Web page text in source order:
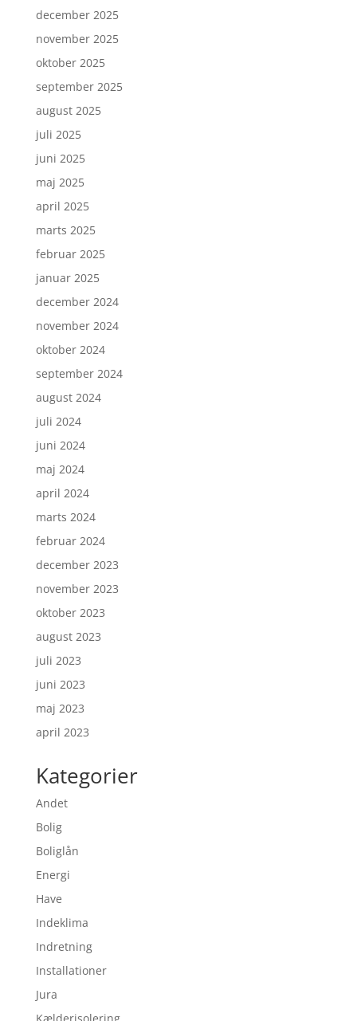
december 2025
november 2025
oktober 2025
september 2025
august 2025
juli 2025
juni 2025
maj 2025
april 2025
marts 2025
februar 2025
januar 2025
december 2024
november 2024
oktober 2024
september 2024
august 2024
juli 2024
juni 2024
maj 2024
april 2024
marts 2024
februar 2024
december 2023
november 2023
oktober 2023
august 2023
juli 2023
juni 2023
maj 2023
april 2023
Kategorier
Andet
Bolig
Boliglån
Energi
Have
Indeklima
Indretning
Installationer
Jura